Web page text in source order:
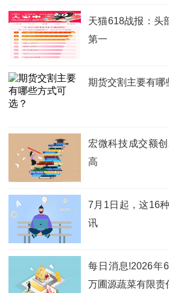
天猫618战报：头
第一
期货交割主要有哪
宏微科技成交额
高
7月1日起，这16
讯
每日消息!2026年
万圃源蔬菜有限责